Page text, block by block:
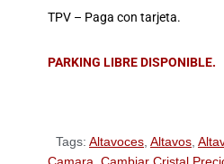
TPV – Paga con tarjeta.
PARKING LIBRE DISPONIBLE.
Tags: Altavoces, Altavos,